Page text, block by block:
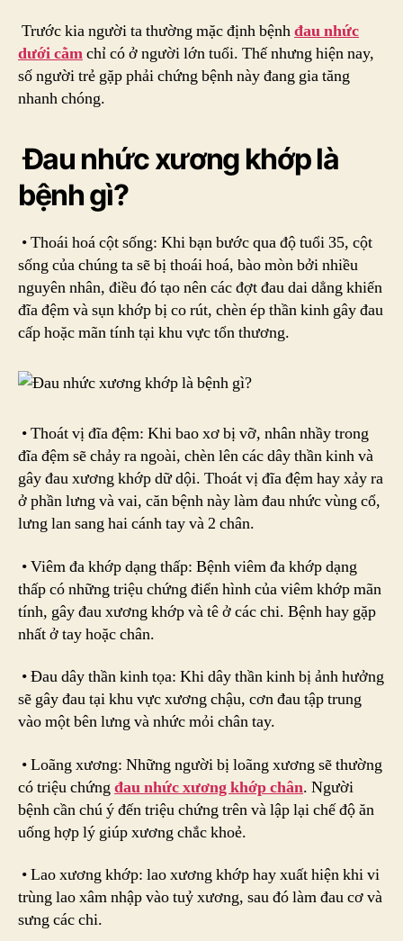
Trước kia người ta thường mặc định bệnhđau nhức
dưới cằmchỉ có ở người lớn tuổi. Thế nhưng hiện nay,
số người trẻ gặp phải chứng bệnh này đang gia tăng
nhanh chóng.
Đau nhức xương khớp là
bệnh gì?
• Thoái hoá cột sống: Khi bạn bước qua độ tuổi 35, cột
sống của chúng ta sẽ bị thoái hoá, bào mòn bởi nhiều
nguyên nhân, điều đó tạo nên các đợt đau dai dẳng khiến
đĩa đệm và sụn khớp bị co rút, chèn ép thần kinh gây đau
cấp hoặc mãn tính tại khu vực tổn thương.
• Thoát vị đĩa đệm: Khi bao xơ bị vỡ, nhân nhầy trong
đĩa đệm sẽ chảy ra ngoài, chèn lên các dây thần kinh và
gây đau xương khớp dữ dội. Thoát vị đĩa đệm hay xảy ra
ở phần lưng và vai, căn bệnh này làm đau nhức vùng cổ,
lưng lan sang hai cánh tay và 2 chân.
• Viêm đa khớp dạng thấp: Bệnh viêm đa khớp dạng
thấp có những triệu chứng điển hình của viêm khớp mãn
tính, gây đau xương khớp và tê ở các chi. Bệnh hay gặp
nhất ở tay hoặc chân.
• Đau dây thần kinh tọa: Khi dây thần kinh bị ảnh hưởng
sẽ gây đau tại khu vực xương chậu, cơn đau tập trung
vào một bên lưng và nhức mỏi chân tay.
• Loãng xương: Những người bị loãng xương sẽ thường
có triệu chứng đau nhức xương khớp chân. Người
bệnh cần chú ý đến triệu chứng trên và lập lại chế độ ăn
uống hợp lý giúp xương chắc khoẻ.
• Lao xương khớp: lao xương khớp hay xuất hiện khi vi
trùng lao xâm nhập vào tuỷ xương, sau đó làm đau cơ và
sưng các chi.